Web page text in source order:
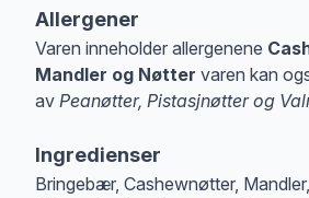
Allergener
Varen inneholder allergenene
Mandler og Nøtter varen kan
av Peanøtter, Pistasjnøtter og
Ingredienser
Bringebær, Cashewnøtter,